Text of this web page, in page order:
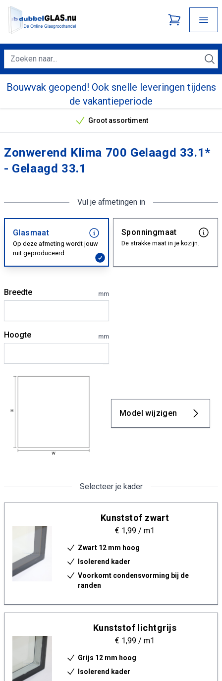
Bouwvak geopend! Ook snelle leveringen tijdens
de vakantieperiode
Onze unieke verkoopargumenten
Groot assortiment
Zonwerend Klima 700 Gelaagd 33.1*
- Gelaagd 33.1
Vul je afmetingen in
Glasmaat
Op deze afmeting wordt jouw
ruit geproduceerd.
Sponningmaat
De strakke maat in je kozijn.
Breedte mm
Hoogte mm
Model wijzigen
Selecteer je kader
Kunststof zwart
€ 1,99 / m1
Zwart 12 mm hoog
Isolerend kader
Voorkomt condensvorming bij de
randen
Kunststof lichtgrijs
€ 1,99 / m1
Grijs 12 mm hoog
Isolerend kader